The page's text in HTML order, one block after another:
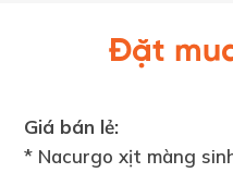
Đặt
Giá bán lẻ:
* Nacurgo xịt màng